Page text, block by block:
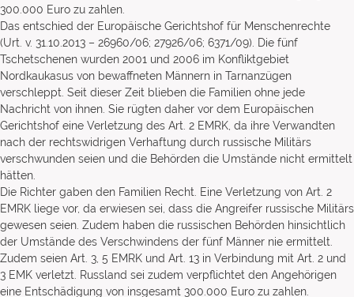
300.000 Euro zu zahlen.
Das entschied der Europäische Gerichtshof für Menschenrechte
(Urt. v. 31.10.2013 – 26960/06; 27926/06; 6371/09). Die fünf
Tschetschenen wurden 2001 und 2006 im Konfliktgebiet
Nordkaukasus von bewaffneten Männern in Tarnanzügen
verschleppt. Seit dieser Zeit blieben die Familien ohne jede
Nachricht von ihnen. Sie rügten daher vor dem Europäischen
Gerichtshof eine Verletzung des Art. 2 EMRK, da ihre Verwandten
nach der rechtswidrigen Verhaftung durch russische Militärs
verschwunden seien und die Behörden die Umstände nicht ermittelt
hätten.
Die Richter gaben den Familien Recht. Eine Verletzung von Art. 2
EMRK liege vor, da erwiesen sei, dass die Angreifer russische Militärs
gewesen seien. Zudem haben die russischen Behörden hinsichtlich
der Umstände des Verschwindens der fünf Männer nie ermittelt.
Zudem seien Art. 3, 5 EMRK und Art. 13 in Verbindung mit Art. 2 und
3 EMK verletzt. Russland sei zudem verpflichtet den Angehörigen
eine Entschädigung von insgesamt 300.000 Euro zu zahlen.